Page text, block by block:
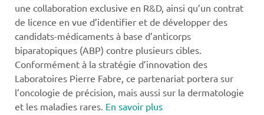
une collaboration exclusive en R&D, ainsi qu’un contrat
de licence en vue d’identifier et de développer des
candidats-médicaments à base d’anticorps
biparatopiques (ABP) contre plusieurs cibles.
Conformément à la stratégie d’innovation des
Laboratoires Pierre Fabre, ce partenariat portera sur
l’oncologie de précision, mais aussi sur la dermatologie
et les maladies rares. En savoir plus